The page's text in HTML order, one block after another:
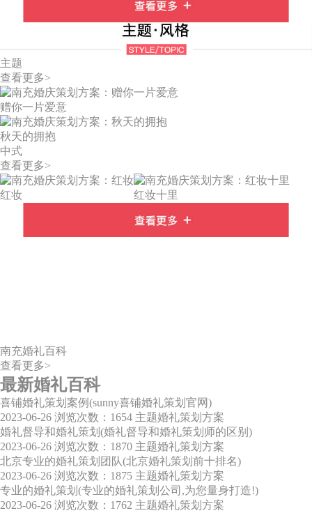
主题
查看更多>
赠你一片爱意
秋天的拥抱
中式
查看更多>
红妆 红妆十里
南充婚礼百科
查看更多>
最新婚礼百科
喜铺婚礼策划案例(sunny喜铺婚礼策划官网)
2023-06-26 浏览次数：1654 主题婚礼策划方案
婚礼督导和婚礼策划(婚礼督导和婚礼策划师的区别)
2023-06-26 浏览次数：1870 主题婚礼策划方案
北京专业的婚礼策划团队(北京婚礼策划前十排名)
2023-06-26 浏览次数：1875 主题婚礼策划方案
专业的婚礼策划(专业的婚礼策划公司,为您量身打造!)
2023-06-26 浏览次数：1762 主题婚礼策划方案